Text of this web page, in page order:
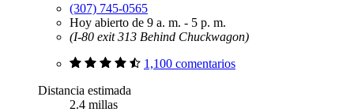
(307) 745-0565
Hoy abierto de 9 a. m. - 5 p. m.
(I-80 exit 313 Behind Chuckwagon)
1,100 comentarios
Distancia estimada
2.4 millas